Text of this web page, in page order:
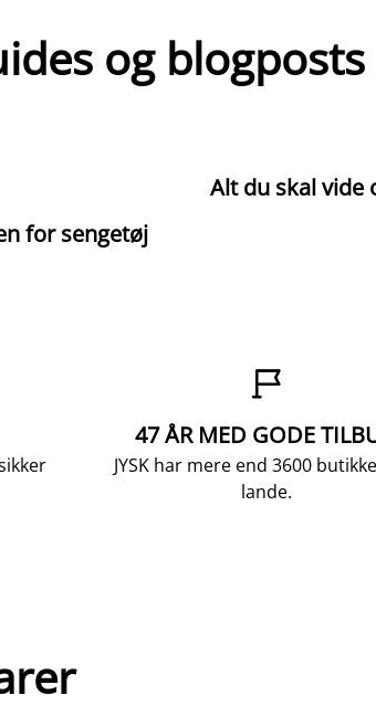
og blogposts
for sengetøj
Alt du skal vide

47 ÅR MED GODE
JYSK har mere end 3600
lande.